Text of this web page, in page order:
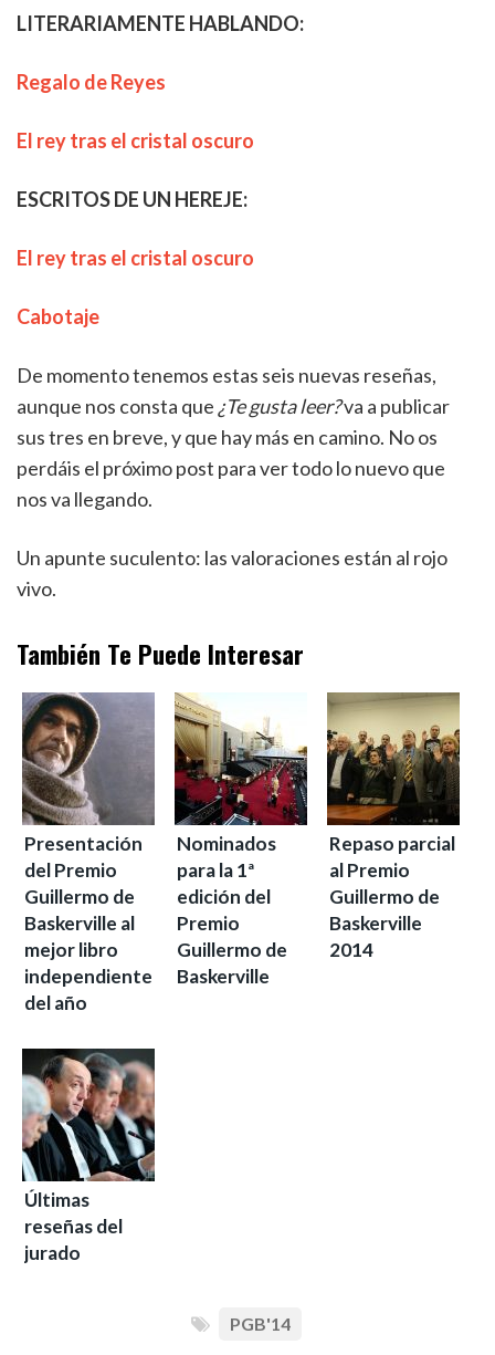
LITERARIAMENTE HABLANDO:
Regalo de Reyes
El rey tras el cristal oscuro
ESCRITOS DE UN HEREJE:
El rey tras el cristal oscuro
Cabotaje
De momento tenemos estas seis nuevas reseñas,
aunque nos consta que ¿Te gusta leer?va a publicar
sus tres en breve, y que hay más en camino. No os
perdáis el próximo post para ver todo lo nuevo que
nos va llegando.
Un apunte suculento: las valoraciones están al rojo
vivo.
También Te Puede Interesar
Presentación
del Premio
Guillermo de
Baskerville al
mejor libro
independiente
del año
Nominados
para la 1ª
edición del
Premio
Guillermo de
Baskerville
Repaso parcial
al Premio
Guillermo de
Baskerville
2014
Últimas
reseñas del
jurado
PGB'14